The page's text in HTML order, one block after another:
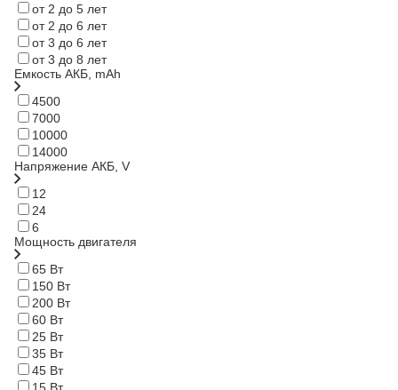
от 2 до 5 лет
от 2 до 6 лет
от 3 до 6 лет
от 3 до 8 лет
Емкость АКБ, mAh
4500
7000
10000
14000
Напряжение АКБ, V
12
24
6
Мощность двигателя
65 Вт
150 Вт
200 Вт
60 Вт
25 Вт
35 Вт
45 Вт